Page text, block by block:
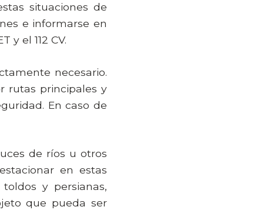
situaciones de
e informarse en
y el 112 CV.
necesario.
rutas principales y
En caso de
de ríos u otros
en estas
y persianas,
que pueda ser